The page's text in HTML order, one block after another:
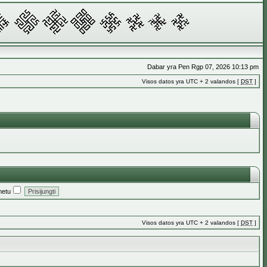
Dabar yra Pen Rgp 07, 2026 10:13 pm
Visos datos yra UTC + 2 valandos [ DST ]
Visos datos yra UTC + 2 valandos [ DST ]